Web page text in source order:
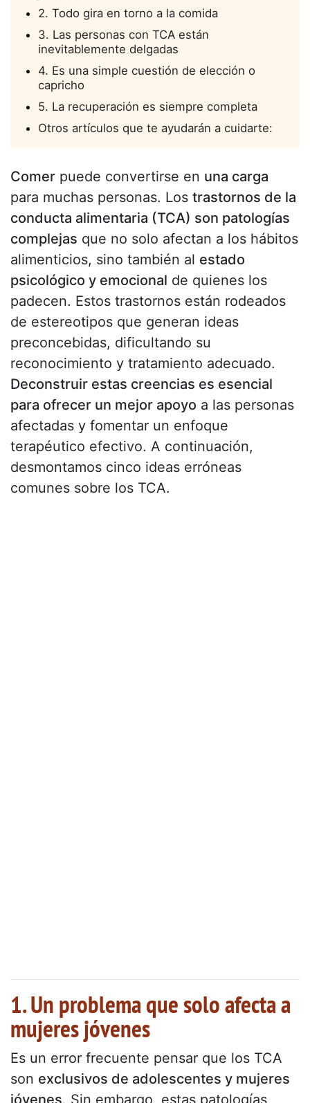
2. Todo gira en torno a la comida
3. Las personas con TCA están
inevitablemente delgadas
4. Es una simple cuestión de elección o
capricho
5. La recuperación es siempre completa
Otros artículos que te ayudarán a cuidarte:
Comer puede convertirse en una carga
para muchas personas. Los trastornos de la
conducta alimentaria (TCA) son patologías
complejas que no solo afectan a los hábitos
alimenticios, sino también al estado
psicológico y emocional de quienes los
padecen. Estos trastornos están rodeados
de estereotipos que generan ideas
preconcebidas, dificultando su
reconocimiento y tratamiento adecuado.
Deconstruir estas creencias es esencial
para ofrecer un mejor apoyo a las personas
afectadas y fomentar un enfoque
terapéutico efectivo. A continuación,
desmontamos cinco ideas erróneas
comunes sobre los TCA.
1. Un problema que solo afecta a
mujeres jóvenes
Es un error frecuente pensar que los TCA
son exclusivos de adolescentes y mujeres